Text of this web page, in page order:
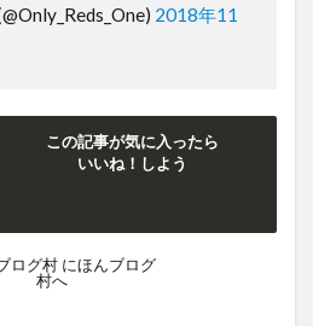
2018年11
この記事が気に入ったら
いいね！しよう